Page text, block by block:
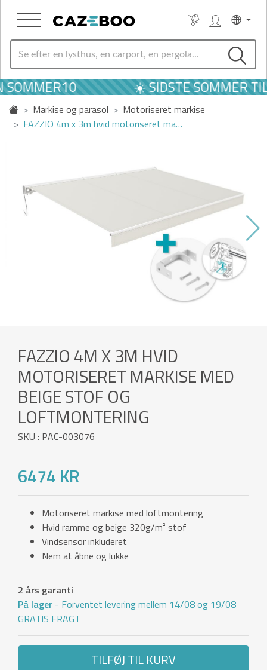
☀️ SIDSTE SOMMER
Markise og parasol
Motoriseret markise
FAZZIO 4m x 3m hvid motoriseret ma…
FAZZIO 4M X 3M HVID
MOTORISERET MARKISE MED
BEIGE STOF OG
LOFTMONTERING
SKU : PAC-003076
6474 KR
Motoriseret markise med loftmontering
Hvid ramme og beige 320g/m² stof
Vindsensor inkluderet
Nem at åbne og lukke
2 års garanti
På lager - Forventet levering mellem 14/08 og 19/08
GRATIS FRAGT
TILFØJ TIL KURV